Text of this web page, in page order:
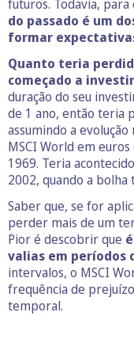
futuros. Todavia,
do passado é um
formar
Quanto teria
começado a
duração do seu
de 1 ano, então teria
assumindo a
MSCI World em
1969. Teria
2002, quando a
Saber que, se for
perder mais de um
Pior é descobrir que
valias em períodos
intervalos, o MSCI
frequência de
temporal.